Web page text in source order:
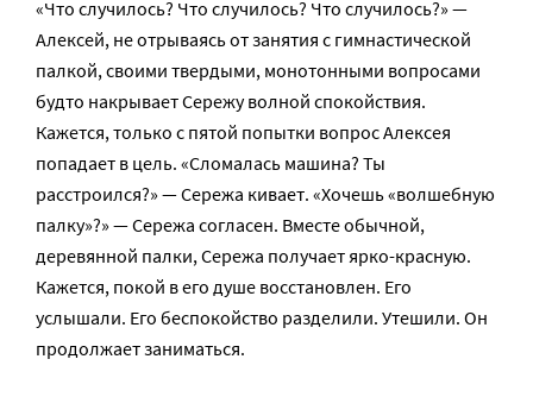
«Что случилось? Что случилось? Что случилось?» —
Алексей, не отрываясь от занятия с гимнастической
палкой, своими твердыми, монотонными вопросами
будто накрывает Сережу волной спокойствия.
Кажется, только с пятой попытки вопрос Алексея
попадает в цель. «Сломалась машина? Ты
расстроился?» — Сережа кивает. «Хочешь «волшебную
палку»?» — Сережа согласен. Вместе обычной,
деревянной палки, Сережа получает ярко-красную.
Кажется, покой в его душе восстановлен. Его
услышали. Его беспокойство разделили. Утешили. Он
продолжает заниматься.